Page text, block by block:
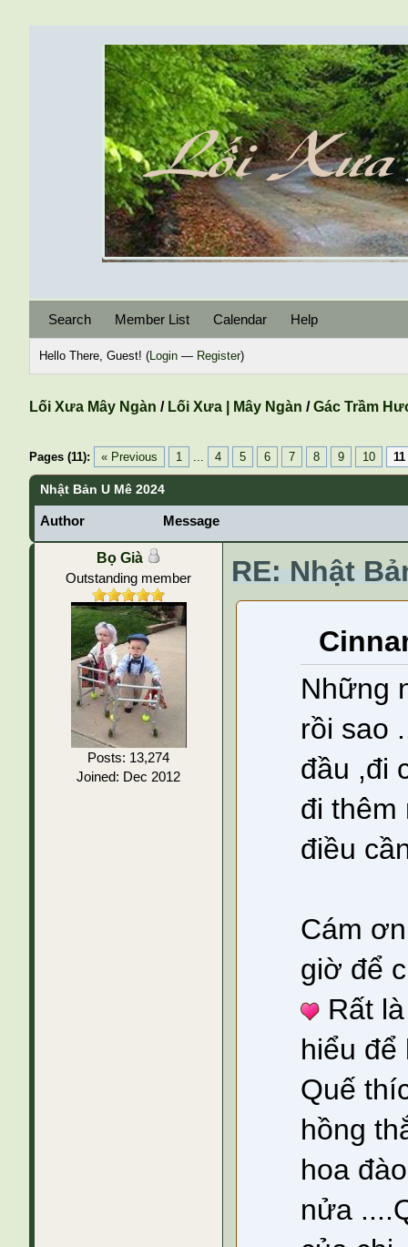
Search Member List Calendar Help
Hello There, Guest! (Login — Register)
Lối Xưa Mây Ngàn / Lối Xưa | Mây Ngàn /Gác Trầm
Pages (11): « Previous 1 ... 4 5 6 7 8 9 10 11
Nhật Bản U Mê 2024
Author Message
Bọ Già
Outstanding member
Posts: 13,274
Joined: Dec 2012
RE: Nhật
Những
rồi sao
đầu ,đi
đi thêm
điều
Cám
giờ để
Rất
hiểu để
Quế
hồng
hoa
nửa